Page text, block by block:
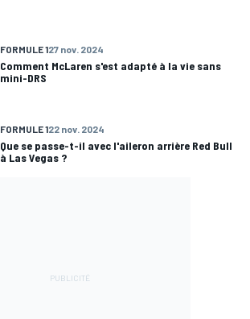
FORMULE 127 nov. 2024
Comment McLaren s'est adapté à la vie sans
mini-DRS
FORMULE 122 nov. 2024
Que se passe-t-il avec l'aileron arrière Red Bull
à Las Vegas ?